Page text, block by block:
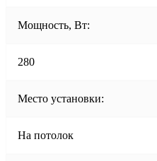
Мощность, Вт:
280
Место установки:
На потолок